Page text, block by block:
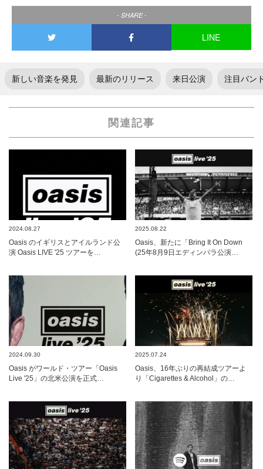
- SHARE -
LINE
新しい音楽を発見 最新のリリース 来日公演 注目バン
関連記事
2024.08.27
Oasis のイギリスとアイルランド公
演 Oasis LIVE '25 ツアーを…
2025.08.22
Oasis、新たに「Bring It On Down
(25年8月9日エディンバラ公演…
2024.09.30
Oasis がワールド・ツアー「Oasis
Live '25」の北米公演を正式…
2025.07.24
Oasis、16年ぶりの再結成ツアーよ
り「Cigarettes & Alcohol」の…